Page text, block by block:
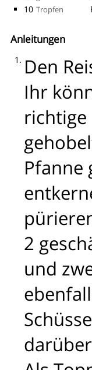
10 Tropfen
Anleitungen
Den
Ihr
richtige
Pfanne
2
und